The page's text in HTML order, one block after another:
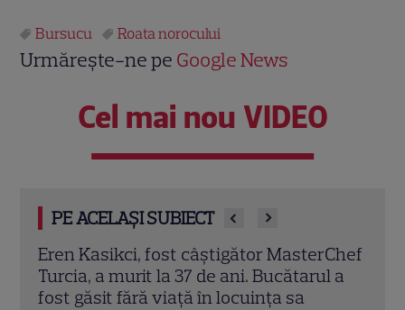
Bursucu Roata norocului
Urmărește-ne pe Google News
Cel mai nou VIDEO
PE ACELAȘI SUBIECT
Trei cupluri revin la „Insula Iubirii –
Reuniuni”. Ce se întâmplă când se
întâlnesc din nou cu Radu Vâlcan